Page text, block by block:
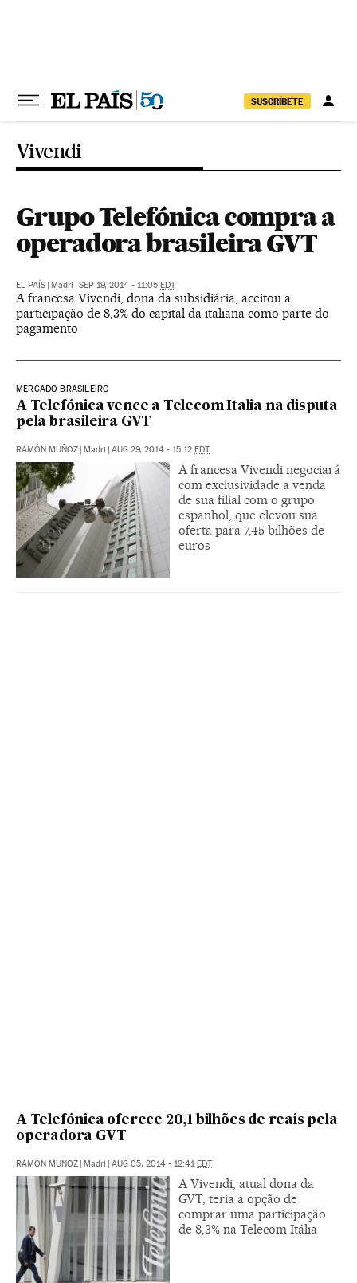
SUSCRÍBETE
Vivendi
Grupo Telefónica compra a
operadora brasileira GVT
EL PAÍS | Madri | SEP 19, 2014 - 11:05 EDT
A francesa Vivendi, dona da subsidiária, aceitou a
participação de 8,3% do capital da italiana como parte do
pagamento
MERCADO BRASILEIRO
A Telefónica vence a Telecom Italia na disputa
pela brasileira GVT
RAMÓN MUÑOZ | Madri | AUG 29, 2014 - 15:12 EDT
A francesa Vivendi negociará
com exclusividade a venda
de sua filial com o grupo
espanhol, que elevou sua
oferta para 7,45 bilhões de
euros
A Telefónica oferece 20,1 bilhões de reais pela
operadora GVT
RAMÓN MUÑOZ | Madri | AUG 05, 2014 - 12:41EDT
A Vivendi, atual dona da
GVT, teria a opção de
comprar uma participação
de 8,3% na Telecom Itália